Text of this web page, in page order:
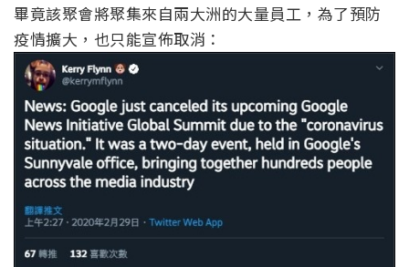
畢竟該聚會將聚集來自兩大洲的大量員工，為了預防
疫情擴大，也只能宣佈取消：